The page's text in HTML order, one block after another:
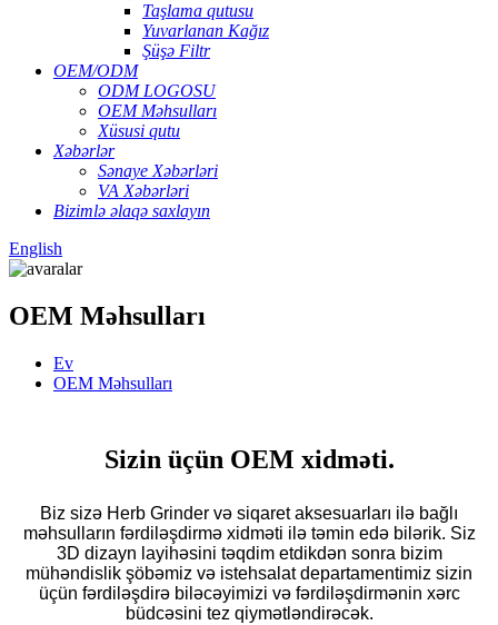
Taşlama qutusu
Yuvarlanan Kağız
Şüşə Filtr
OEM/ODM
ODM LOGOSU
OEM Məhsulları
Xüsusi qutu
Xəbərlər
Sənaye Xəbərləri
VA Xəbərləri
Bizimlə əlaqə saxlayın
English
OEM Məhsulları
Ev
OEM Məhsulları
Sizin üçün OEM xidməti.
Biz sizə Herb Grinder və siqaret aksesuarları ilə bağlı
məhsulların fərdiləşdirmə xidməti ilə təmin edə bilərik. Siz
3D dizayn layihəsini təqdim etdikdən sonra bizim
mühəndislik şöbəmiz və istehsalat departamentimiz sizin
üçün fərdiləşdirə biləcəyimizi və fərdiləşdirmənin xərc
büdcəsini tez qiymətləndirəcək.